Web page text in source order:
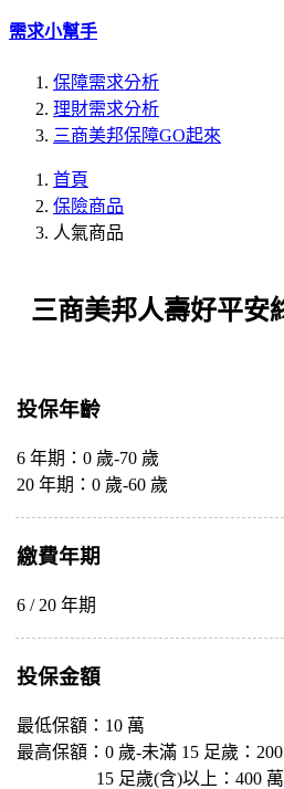
需求小幫手
保障需求分析
理財需求分析
三商美邦保障GO起來
首頁
保險商品
人氣商品
三商美邦人壽好平安
投保年齡
6 年期：0 歲-70 歲
20 年期：0 歲-60 歲
繳費年期
6 / 20 年期
投保金額
最低保額：10 萬
最高保額：0 歲-未滿 15 足歲：
15 足歲(含)以上：400 萬